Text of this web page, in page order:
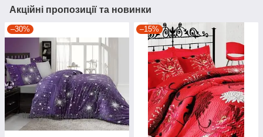
Акційні пропозиції та новинки
–30% –15%